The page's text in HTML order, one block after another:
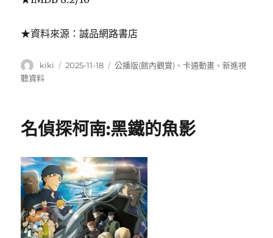
★資料來源：誠品網路書店
作
者
kiki
發
2025-11-18
分
公播版(館內觀賞) 、卡通動畫 、新進視
聽資料
名偵探柯南:黑鐵的魚影